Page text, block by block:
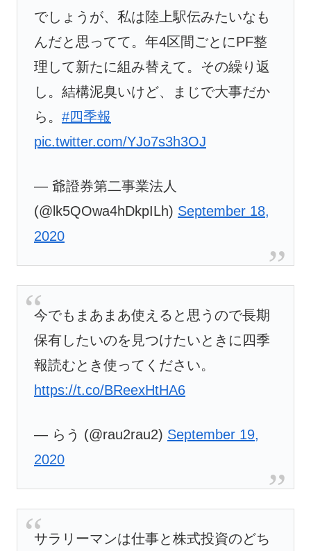
でしょうが、私は陸上駅伝みたいなも
んだと思ってて。年4区間ごとにPF整
理して新たに組み替えて。その繰り返
し。結構泥臭いけど、まじで大事だか
ら。 #四季報
pic.twitter.com/YJo7s3h3OJ
— 爺證券第二事業法人
(@lk5QOwa4hDkpILh) September 18,
2020
今でもまあまあ使えると思うので長期
保有したいのを見つけたいときに四季
報読むとき使ってください。
https://t.co/BReexHtHA6
— らう (@rau2rau2) September 19,
2020
サラリーマンは仕事と株式投資のどち